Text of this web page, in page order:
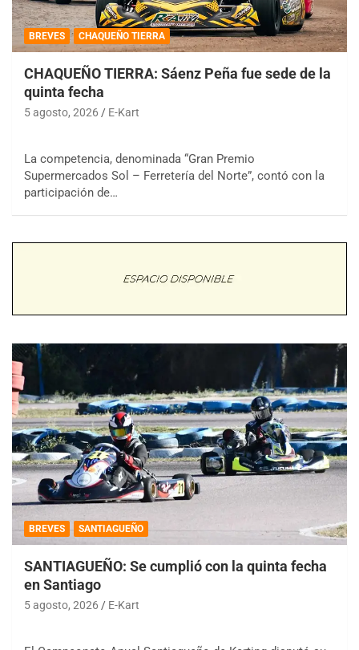
BREVES CHAQUEÑO TIERRA
CHAQUEÑO TIERRA: Sáenz Peña fue sede de la
quinta fecha
5 agosto, 2026 E-Kart
La competencia, denominada “Gran Premio
Supermercados Sol – Ferretería del Norte”, contó con la
participación de…
BREVES SANTIAGUEÑO
SANTIAGUEÑO: Se cumplió con la quinta fecha
en Santiago
5 agosto, 2026 E-Kart